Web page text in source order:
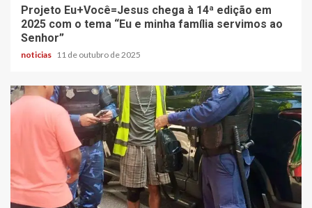
Projeto Eu+Você=Jesus chega à 14ª edição em
2025 com o tema “Eu e minha família servimos ao
Senhor”
noticias 11 de outubro de 2025